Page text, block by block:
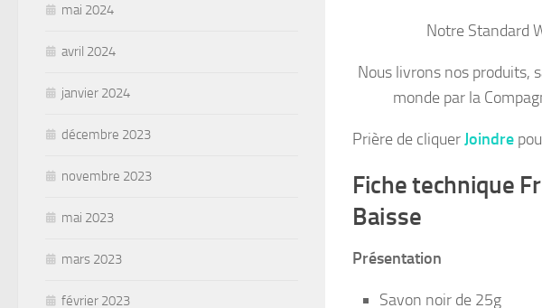
Notre Standard
Nous livrons nos produits,
monde par la
Prière de cliquerJoindre
Fiche technique
Baisse
Présentation
Savon noir de 25g
mai 2024
avril 2024
janvier 2024
décembre 2023
novembre 2023
mai 2023
mars 2023
février 2023